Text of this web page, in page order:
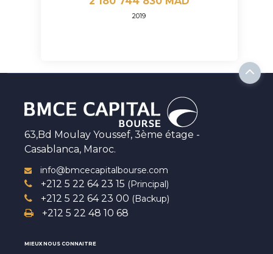
2019
63,Bd Moulay Youssef, 3ème étage -
Casablanca, Maroc.
info@bmcecapitalbourse.com
+212 5 22 64 23 15 (Principal)
+212 5 22 64 23 00 (Backup)
+212 5 22 48 10 68
MIEUX NOUS CONNAITRE